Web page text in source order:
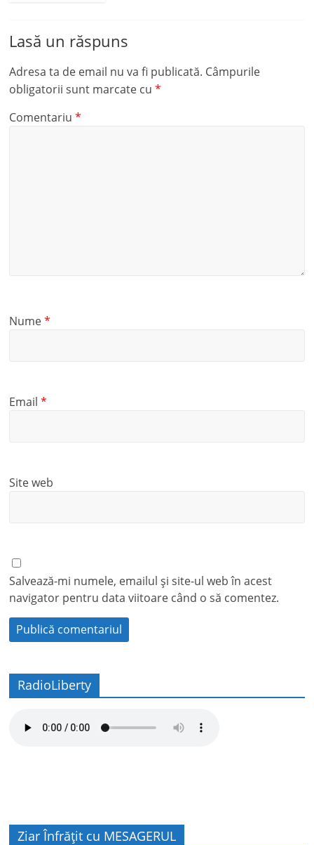
Lasă un răspuns
Adresa ta de email nu va fi publicată. Câmpurile
obligatorii sunt marcate cu*
Comentariu*
Nume*
Email*
Site web
Salvează-mi numele, emailul și site-ul web în acest
navigator pentru data viitoare când o să comentez.
RadioLiberty
Ziar Înfrățit cu MESAGERUL